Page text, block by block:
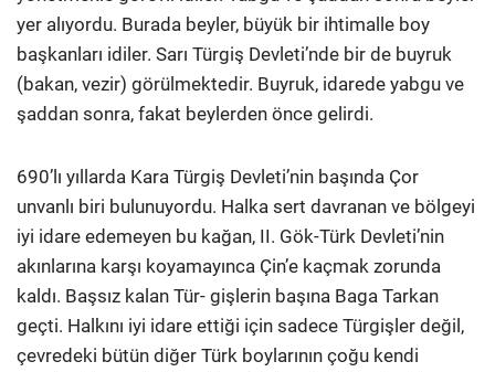
yer alıyordu. Burada beyler, büyük bir ihtimalle boy
başkanları idiler. Sarı Türgiş Devleti’nde bir de buyruk
(bakan, vezir) görülmektedir. Buyruk, idarede yabgu ve
şaddan sonra, fakat beylerden önce gelirdi.
690’lı yıllarda Kara Türgiş Devleti’nin başında Çor
unvanlı biri bulunuyordu. Halka sert davranan ve bölgeyi
iyi idare edemeyen bu kağan, II. Gök-Türk Devleti’nin
akınlarına karşı koyamayınca Çin’e kaçmak zorunda
kaldı. Başsız kalan Tür- gişlerin başına Baga Tarkan
geçti. Halkını iyi idare ettiği için sadece Türgişler değil,
çevredeki bütün diğer Türk boylarının çoğu kendi